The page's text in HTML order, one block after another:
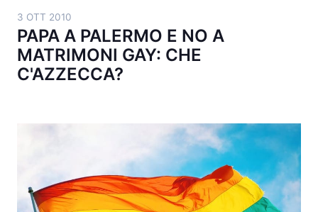
3 OTT 2010
PAPA A PALERMO E NO A
MATRIMONI GAY: CHE
C'AZZECCA?